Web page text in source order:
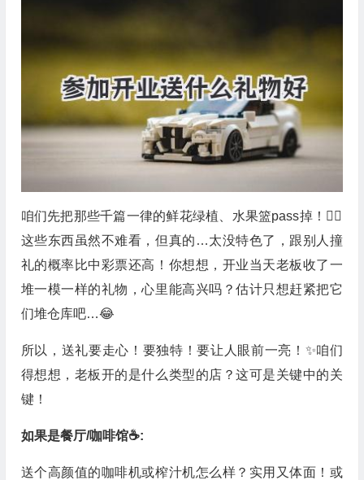
咱们先把那些千篇一律的鲜花绿植、水果篮pass掉！🙅‍♀️
这些东西虽然不难看，但真的…太没特色了，跟别人撞
礼的概率比中彩票还高！你想想，开业当天老板收了一
堆一模一样的礼物，心里能高兴吗？估计只想赶紧把它
们堆仓库吧…😂
所以，送礼要走心！要独特！要让人眼前一亮！✨咱们
得想想，老板开的是什么类型的店？这可是关键中的关
键！
如果是餐厅/咖啡馆☕️:
送个高颜值的咖啡机或榨汁机怎么样？实用又体面！或